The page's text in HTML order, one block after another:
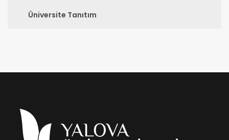
Üniversite Tanıtım